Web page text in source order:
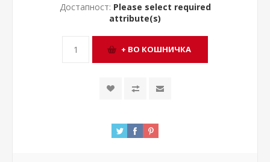
Достапност: Please select required
attribute(s)